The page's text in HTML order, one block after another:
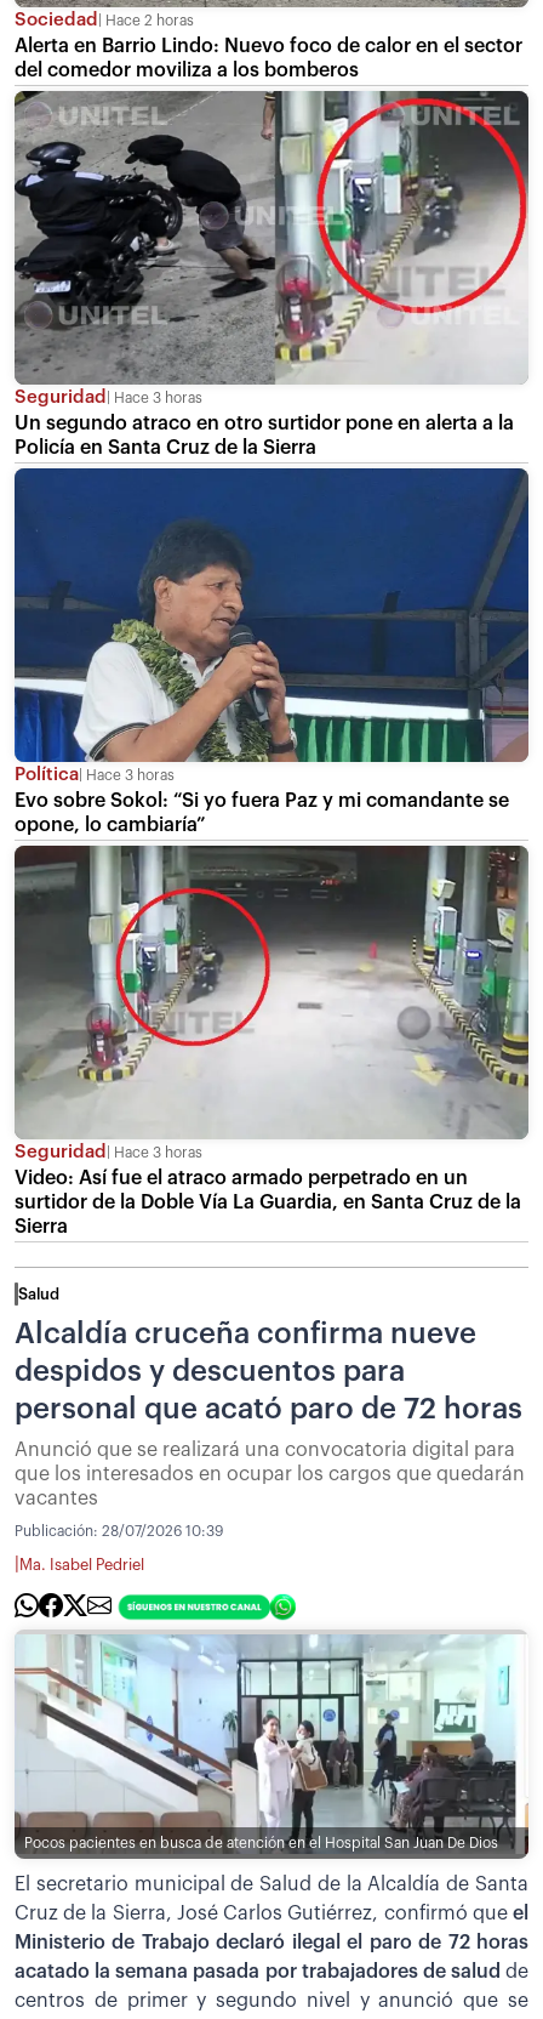
Sociedad Hace 2 horas
Alerta en Barrio Lindo: Nuevo foco de calor en el sector
del comedor moviliza a los bomberos
Seguridad Hace 3 horas
Un segundo atraco en otro surtidor pone en alerta a la
Policía en Santa Cruz de la Sierra
Política Hace 3 horas
Evo sobre Sokol: “Si yo fuera Paz y mi comandante se
opone, lo cambiaría”
Seguridad Hace 3 horas
Video: Así fue el atraco armado perpetrado en un
surtidor de la Doble Vía La Guardia, en Santa Cruz de la
Sierra
Salud
Alcaldía cruceña confirma nueve
despidos y descuentos para
personal que acató paro de 72 horas
Anunció que se realizará una convocatoria digital para
que los interesados en ocupar los cargos que quedarán
vacantes
Publicación: 28/07/2026 10:39
Ma. Isabel Pedriel
Pocos pacientes en busca de atención en el Hospital San Juan De Dios
El secretario municipal de Salud de la Alcaldía de Santa
Cruz de la Sierra, José Carlos Gutiérrez, confirmó que el
Ministerio de Trabajo declaró ilegal el paro de 72 horas
acatado la semana pasada por trabajadores de salud de
centros de primer y segundo nivel y anunció que se